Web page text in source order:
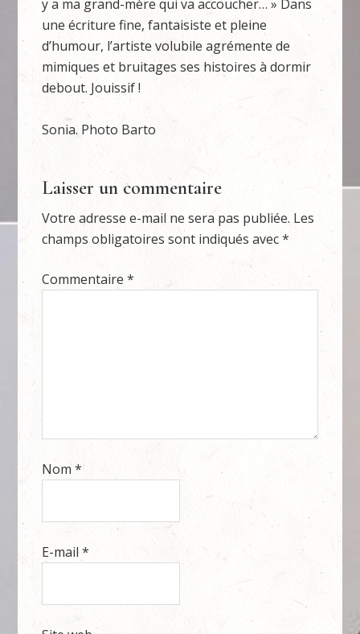
y a ma grand-mère qui va accoucher… » Dans
une écriture fine, fantaisiste et pleine
d’humour, l’artiste volubile agrémente de
mimiques et bruitages ses histoires à dormir
debout. Jouissif !
Sonia. Photo Barto
Laisser un commentaire
Votre adresse e-mail ne sera pas publiée. Les
champs obligatoires sont indiqués avec*
Commentaire*
Nom*
E-mail*